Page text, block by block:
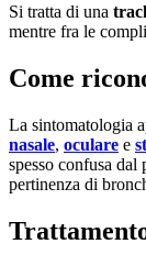
Si tratta di una
mentre fra le
Come
La sintomatologia
nasale, oculare e
spesso confusa dal
pertinenza di